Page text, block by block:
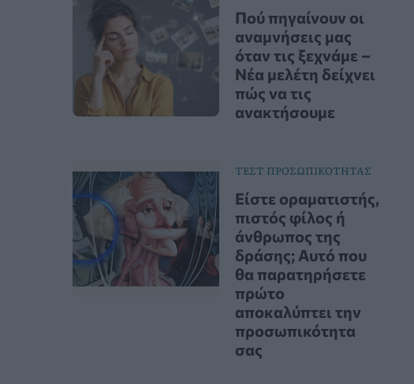
Πού πηγαίνουν οι
αναμνήσεις μας
όταν τις ξεχνάμε –
Νέα μελέτη δείχνει
πώς να τις
ανακτήσουμε
ΤΕΣΤ ΠΡΟΣΩΠΙΚΟΤΗΤΑΣ
Είστε οραματιστής,
πιστός φίλος ή
άνθρωπος της
δράσης; Αυτό που
θα παρατηρήσετε
πρώτο
αποκαλύπτει την
προσωπικότητα
σας